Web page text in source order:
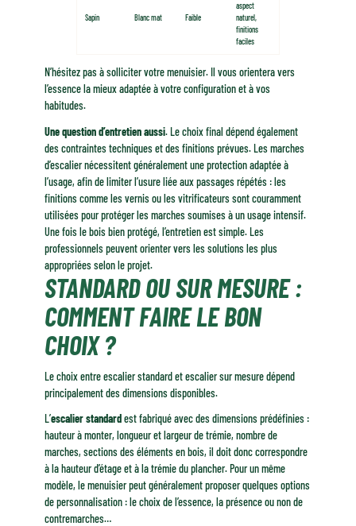
Sapin Blanc mat Faible
aspect
naturel,
finitions
faciles
N’hésitez pas à solliciter votre menuisier. Il vous orientera vers
l’essence la mieux adaptée à votre configuration et à vos
habitudes.
Une question d’entretien aussi. Le choix final dépend également
des contraintes techniques et des finitions prévues. Les marches
d’escalier nécessitent généralement une protection adaptée à
l’usage, afin de limiter l’usure liée aux passages répétés : les
finitions comme les vernis ou les vitrificateurs sont couramment
utilisées pour protéger les marches soumises à un usage intensif.
Une fois le bois bien protégé, l’entretien est simple. Les
professionnels peuvent orienter vers les solutions les plus
appropriées selon le projet.
STANDARD OU SUR MESURE :
COMMENT FAIRE LE BON
CHOIX ?
Le choix entre escalier standard et escalier sur mesure dépend
principalement des dimensions disponibles.
L’escalier standardest fabriqué avec des dimensions prédéfinies :
hauteur à monter, longueur et largeur de trémie, nombre de
marches, sections des éléments en bois, il doit donc correspondre
à la hauteur d’étage et à la trémie du plancher. Pour un même
modèle, le menuisier peut généralement proposer quelques options
de personnalisation : le choix de l’essence, la présence ou non de
contremarches…